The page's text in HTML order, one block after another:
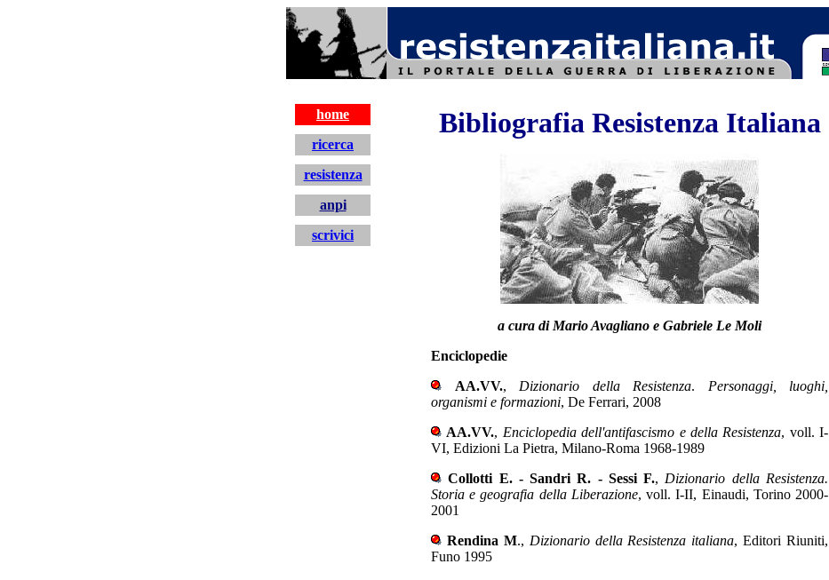
home
Bibliografia Resistenza Italiana
a cura di Mario Avagliano e Gabriele Le Moli
Enciclopedie
AA.VV., Dizionario della Resistenza. Personaggi, luoghi,
organismi e formazioni, De Ferrari, 2008
AA.VV., Enciclopedia dell'antifascismo e della Resistenza, voll. I-
VI, Edizioni La Pietra, Milano-Roma 1968-1989
Collotti E. - Sandri R. - Sessi F., Dizionario della Resistenza.
Storia e geografia della Liberazione, voll. I-II, Einaudi, Torino 2000-
2001
Rendina M., Dizionario della Resistenza italiana, Editori Riuniti,
Funo 1995
ricerca
resistenza
anpi
scrivici